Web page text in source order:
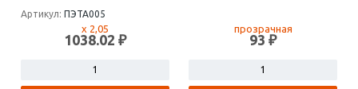
Артикул: ПЭТА005
1038.02 ₽ 93 ₽